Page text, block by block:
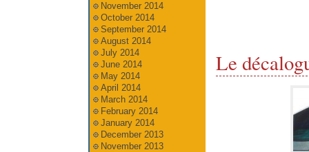
Le
November 2014
October 2014
September 2014
August 2014
July 2014
June 2014
May 2014
April 2014
March 2014
February 2014
January 2014
December 2013
November 2013